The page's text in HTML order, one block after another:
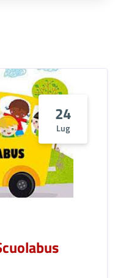
24
Lug